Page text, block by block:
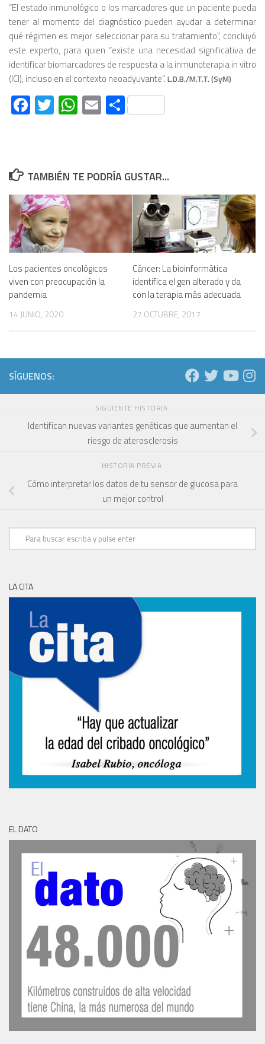
“El estado inmunológico o los marcadores que un paciente pueda
tener al momento del diagnóstico pueden ayudar a determinar
qué régimen es mejor seleccionar para su tratamiento“, concluyó
este experto, para quien “existe una necesidad significativa de
identificar biomarcadores de respuesta a la inmunoterapia in vitro
(ICI), incluso en el contexto neoadyuvante”. L.D.B./M.T.T. (SyM)
Facebook
Twitter
WhatsApp
EmailCompartir
TAMBIÉN TE PODRÍA GUSTAR...
Los pacientes oncológicos
viven con preocupación la
pandemia
14 JUNIO, 2020
Cáncer: La bioinformática
identifica el gen alterado y da
con la terapia más adecuada
27 OCTUBRE, 2017
SÍGUENOS:
SIGUIENTE HISTORIA
Identifican nuevas variantes genéticas que aumentan el
riesgo de aterosclerosis
HISTORIA PREVIA
Cómo interpretar los datos de tu sensor de glucosa para
un mejor control
LA CITA
EL DATO